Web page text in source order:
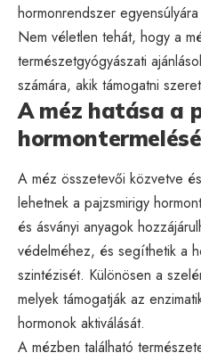
hormonrendszer
Nem véletlen tehát, hogy a
természetgyógyászati
számára, akik támogatni
A méz hatása a
A méz összetevői közvetve
lehetnek a pajzsmirigy
és ásványi anyagok
védelméhez, és segíthetik a
szintézisét. Különösen a
melyek támogatják az
hormonok aktiválását.
A mézben található